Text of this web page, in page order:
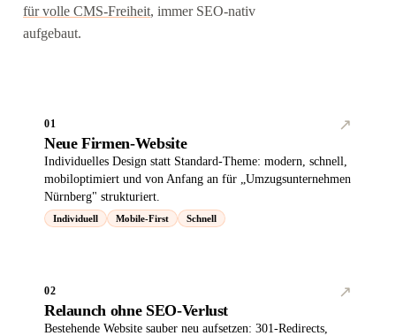
für volle CMS-Freiheit, immer SEO-nativ
aufgebaut.
01
↗︎
Neue Firmen-Website
Individuelles Design statt Standard-Theme: modern, schnell,
mobiloptimiert und von Anfang an für „Umzugsunternehmen
Nürnberg" strukturiert.
Individuell Mobile-First Schnell
02
↗︎
Relaunch ohne SEO-Verlust
Bestehende Website sauber neu aufsetzen: 301-Redirects,